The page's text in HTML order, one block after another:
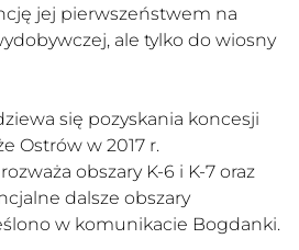
jej pierwszeństwem na
ale tylko do wiosny
się pozyskania koncesji
Ostrów w 2017 r.
obszary K-6 i K-7 oraz
dalsze obszary
w komunikacie Bogdanki.